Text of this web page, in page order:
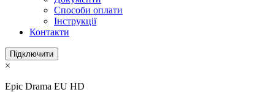
Способи оплати
Інструкції
Контакти
Підключити
×
Epic Drama EU HD